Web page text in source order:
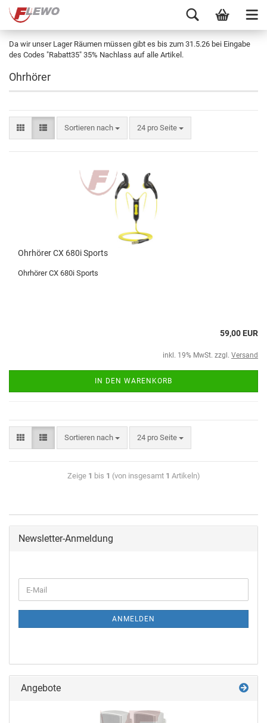
Da wir unser Lager Räumen müssen gibt es bis zum 31.5.26 bei Eingabe
des Codes "Rabatt35" 35% Nachlass auf alle Artikel.
Ohrhörer
Sortieren nach 24 pro Seite
Ohrhörer CX 680i Sports
Ohrhörer CX 680i Sports
59,00 EUR
inkl. 19% MwSt. zzgl. Versand
IN DEN WARENKORB
Sortieren nach 24 pro Seite
Zeige 1 bis 1 (von insgesamt 1 Artikeln)
Newsletter-Anmeldung
ANMELDEN
Angebote